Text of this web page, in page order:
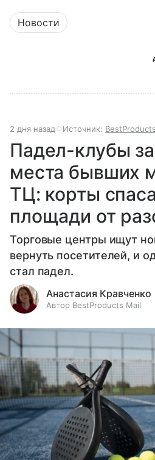
Новости
2 дня назад Источник:
Падел-клубы
места бывших
ТЦ: корты
площади от
Торговые центры ищут
вернуть посетителей, и
стал падел.
Анастасия Кравченко
Автор BestProducts Mail